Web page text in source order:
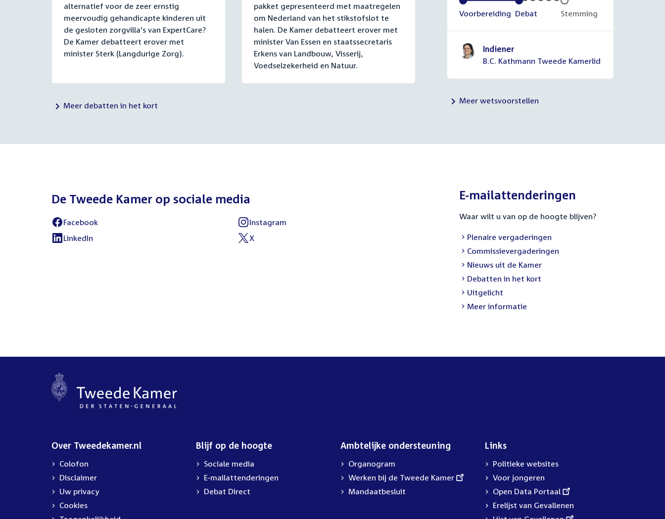
alternatief voor de zeer ernstig
meervoudig gehandicapte kinderen uit
de gesloten zorgvilla's van ExpertCare?
De Kamer debatteert erover met
minister Sterk (Langdurige Zorg).
pakket gepresenteerd met maatregelen
om Nederland van het stikstofslot te
halen. De Kamer debatteert erover met
minister Van Essen en staatssecretaris
Erkens van Landbouw, Visserij,
Voedselzekerheid en Natuur.
Meer debatten in het kort
Voltooid:
Voorbereiding Voltooid:
Debat Onvoltooid:
Stemming
Indiener
B.C. Kathmann Tweede Kamerlid
Meer wetsvoorstellen
De Tweede Kamer op sociale media
External
link:
Facebook
External
link:
Instagram
External
LinkedIn
External
X
E-mailattenderingen
Waar wilt u van op de hoogte blijven?
External
link:
Plenaire vergaderingen
External
link:
Commissievergaderingen
External
link:
Nieuws uit de Kamer
External
link:
Debatten in het kort
External
link:
Uitgelicht
Meer informatie
Over Tweedekamer.nl
Colofon
Disclaimer
Uw privacy
Cookies
Blijf op de hoogte
Sociale media
E-mailattenderingen
Debat Direct
Ambtelijke ondersteuning
Organogram
External
link:
Werken bij de Tweede Kamer
Mandaatbesluit
Links
Politieke websites
Voor jongeren
External
link:
Open Data Portaal
Erelijst van Gevallenen